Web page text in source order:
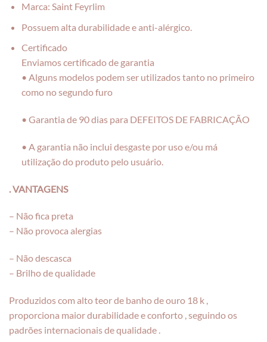
Marca: Saint Feyrlim
Possuem alta durabilidade e anti-alérgico.
Certificado
Enviamos certificado de garantia
• Alguns modelos podem ser utilizados tanto no primeiro
como no segundo furo
• Garantia de 90 dias para DEFEITOS DE FABRICAÇÃO
• A garantia não inclui desgaste por uso e/ou má
utilização do produto pelo usuário.
. VANTAGENS
– Não fica preta
– Não provoca alergias
– Não descasca
– Brilho de qualidade
Produzidos com alto teor de banho de ouro 18 k ,
proporciona maior durabilidade e conforto , seguindo os
padrões internacionais de qualidade .